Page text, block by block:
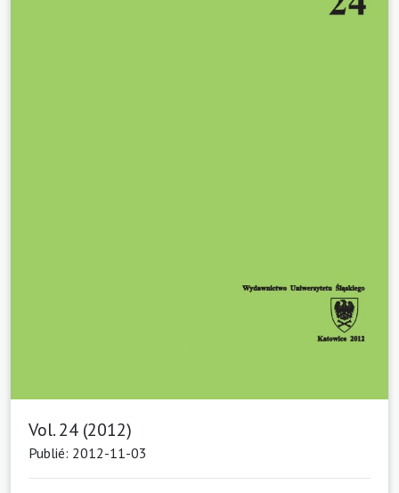
Vol. 24 (2012)
Publié: 2012-11-03